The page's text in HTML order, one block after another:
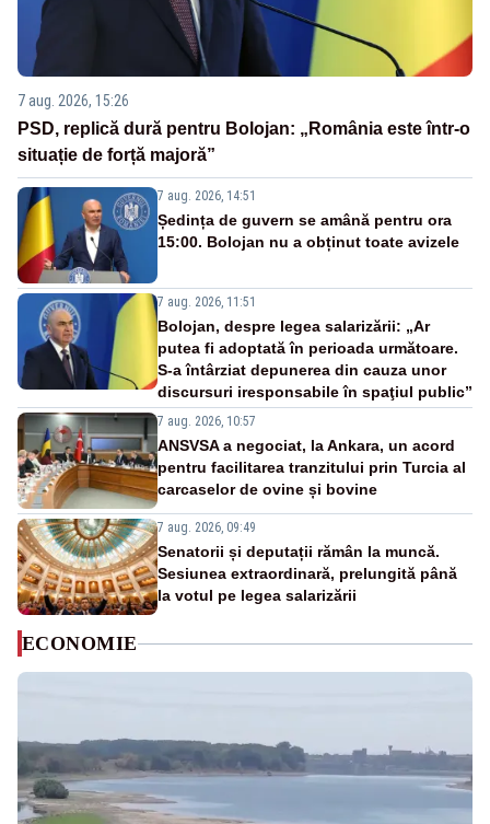
7 aug. 2026, 15:26
PSD, replică dură pentru Bolojan: „România este într-o
situație de forță majoră”
7 aug. 2026, 14:51
Ședința de guvern se amână pentru ora
15:00. Bolojan nu a obținut toate avizele
7 aug. 2026, 11:51
Bolojan, despre legea salarizării: „Ar
putea fi adoptată în perioada următoare.
S-a întârziat depunerea din cauza unor
discursuri iresponsabile în spaţiul public”
7 aug. 2026, 10:57
ANSVSA a negociat, la Ankara, un acord
pentru facilitarea tranzitului prin Turcia al
carcaselor de ovine și bovine
7 aug. 2026, 09:49
Senatorii și deputații rămân la muncă.
Sesiunea extraordinară, prelungită până
la votul pe legea salarizării
ECONOMIE